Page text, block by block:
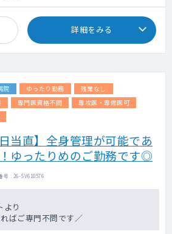
詳細をみる
院 ゆったり勤務
残業なし
専門医資格不問
専攻医・専修医可
当直】全身管理が可能であ
ゆったりめのご勤務です◎
号 : 26-SV610576
より
ばご専門不問です／